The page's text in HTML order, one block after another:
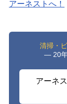
アーネストへ！
清掃・
― 20
アーネ